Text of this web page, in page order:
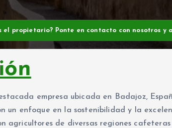
el propietario? Ponte en contacto con nosotros y
empresa ubicada en Badajoz,
un enfoque en la sostenibilidad y la
agricultores de diversas regiones